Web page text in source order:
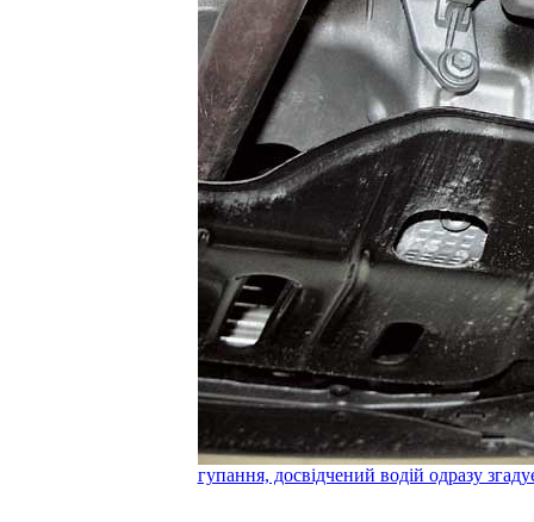
гупання, досвідчений водій одразу